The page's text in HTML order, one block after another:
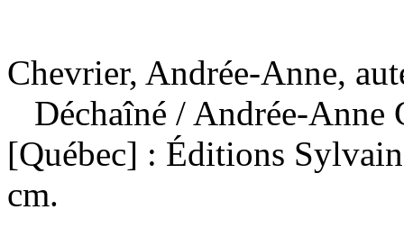
Chevrier, Andrée-Anne,
Déchaîné / Andrée-
[Québec] : Éditions
cm.